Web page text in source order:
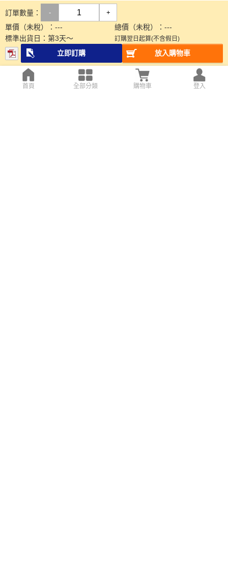
訂單數量： - +
單價（未稅）： --- 總價（未稅）： ---
標準出貨日： 第3天～ 訂購翌日起算(不含假日)
立即訂購 放入購物車
首頁 全部分類 購物車 登入